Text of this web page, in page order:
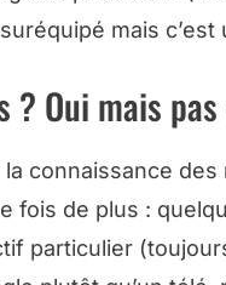
mais
? Oui mais
connaissance
fois de plus :
particulier